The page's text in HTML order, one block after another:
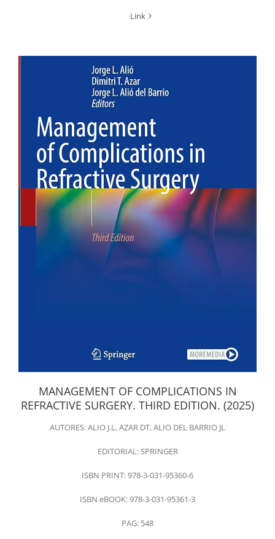
Link
MANAGEMENT OF COMPLICATIONS IN
REFRACTIVE SURGERY. THIRD EDITION. (2025)
AUTORES: ALIO J.L, AZAR DT, ALIO DEL BARRIO JL
EDITORIAL: SPRINGER
ISBN PRINT: 978-3-031-95360-6
ISBN eBOOK: 978-3-031-95361-3
PAG: 548